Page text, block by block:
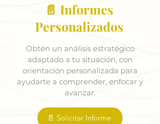
📄 Informes
Personalizados
Obtén un análisis estratégico
adaptado a tu situación, con
orientación personalizada para
ayudarte a comprender, enfocar y
avanzar.
📄 Solicitar Informe